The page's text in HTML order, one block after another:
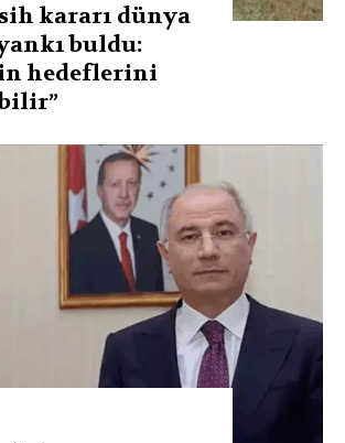
kararı dünya
buldu:
hedeflerini